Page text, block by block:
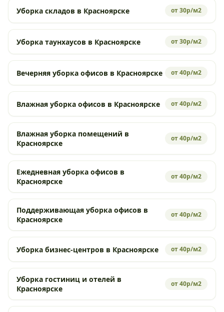
Уборка складов в Красноярске от 30р/м2
Уборка таунхаусов в Красноярске от 30р/м2
Вечерняя уборка офисов в Красноярске от 40р/м2
Влажная уборка офисов в Красноярске от 40р/м2
Влажная уборка помещений в
Красноярске
от 40р/м2
Ежедневная уборка офисов в
Красноярске
от 40р/м2
Поддерживающая уборка офисов в
Красноярске
от 40р/м2
Уборка бизнес-центров в Красноярске от 40р/м2
Уборка гостиниц и отелей в
Красноярске
от 40р/м2